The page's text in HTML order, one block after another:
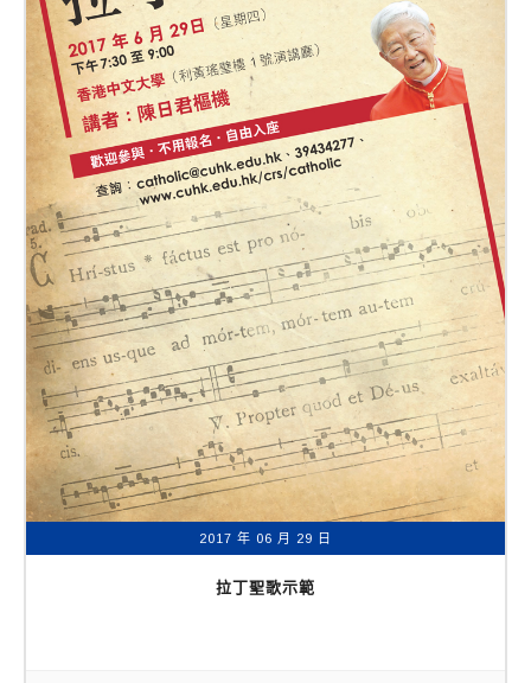
2017 年 06 月 29 日
拉丁聖歌示範